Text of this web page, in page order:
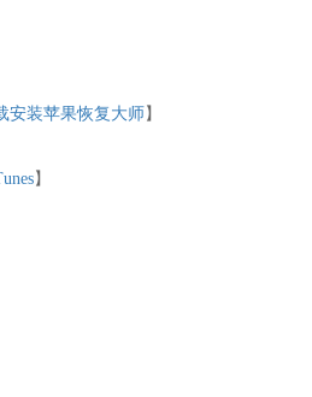
安装苹果恢复大师 】
】